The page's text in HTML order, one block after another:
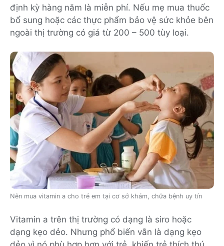
định kỳ hàng năm là miễn phí. Nếu mẹ mua thuốc
bổ sung hoặc các thực phẩm bảo vệ sức khỏe bên
ngoài thị trường có giá từ 200 – 500 tùy loại.
Nên mua vitamin a cho trẻ em tại cơ sở khám, chữa bệnh uy tín
Vitamin a trên thị trường có dạng là siro hoặc
dạng kẹo dẻo. Nhưng phổ biến vẫn là dạng kẹo